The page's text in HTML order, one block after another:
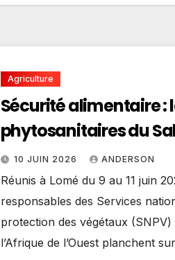
Agriculture
Sécurité alimentaire :
phytosanitaires du
d’Afrique de l’Ouest
à Lomé
10 JUIN 2026 ANDERSON
Réunis à Lomé du 9 au 11 juin
responsables des Services
protection des végétaux (SNPV)
l’Afrique de l’Ouest planchent